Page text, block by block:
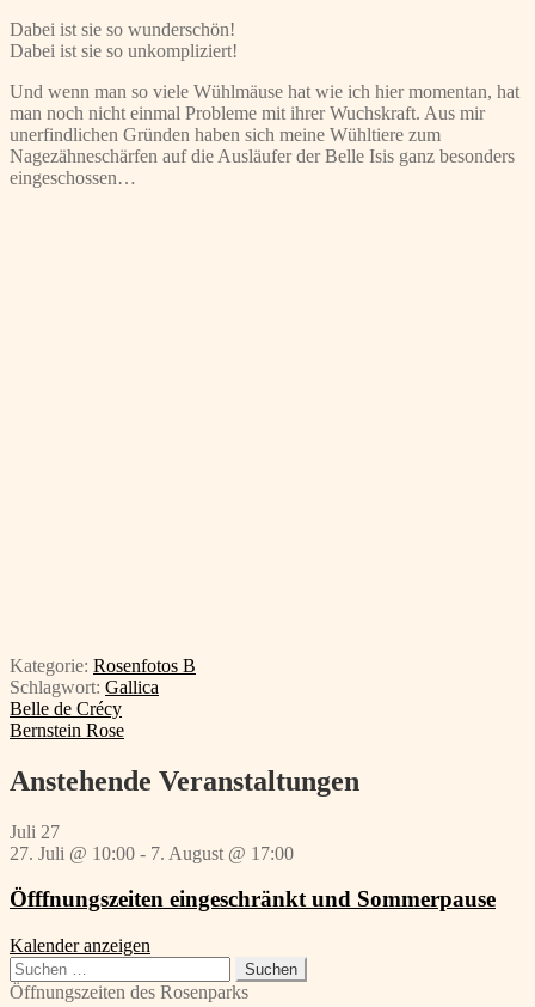
Dabei ist sie so wunderschön!
Dabei ist sie so unkompliziert!
Und wenn man so viele Wühlmäuse hat wie ich hier momentan, hat
man noch nicht einmal Probleme mit ihrer Wuchskraft. Aus mir
unerfindlichen Gründen haben sich meine Wühltiere zum
Nagezähneschärfen auf die Ausläufer der Belle Isis ganz besonders
eingeschossen…
Kategorie: Rosenfotos B
Schlagwort: Gallica
Beitragsnavigation
Vorheriger
Beitrag:
Belle de Crécy
Nächster
Bernstein Rose
Anstehende Veranstaltungen
Juli 27
27. Juli @ 10:00 - 7. August @ 17:00
Öfffnungszeiten eingeschränkt und Sommerpause
Kalender anzeigen
Suchen
nach:
Öffnungszeiten des Rosenparks